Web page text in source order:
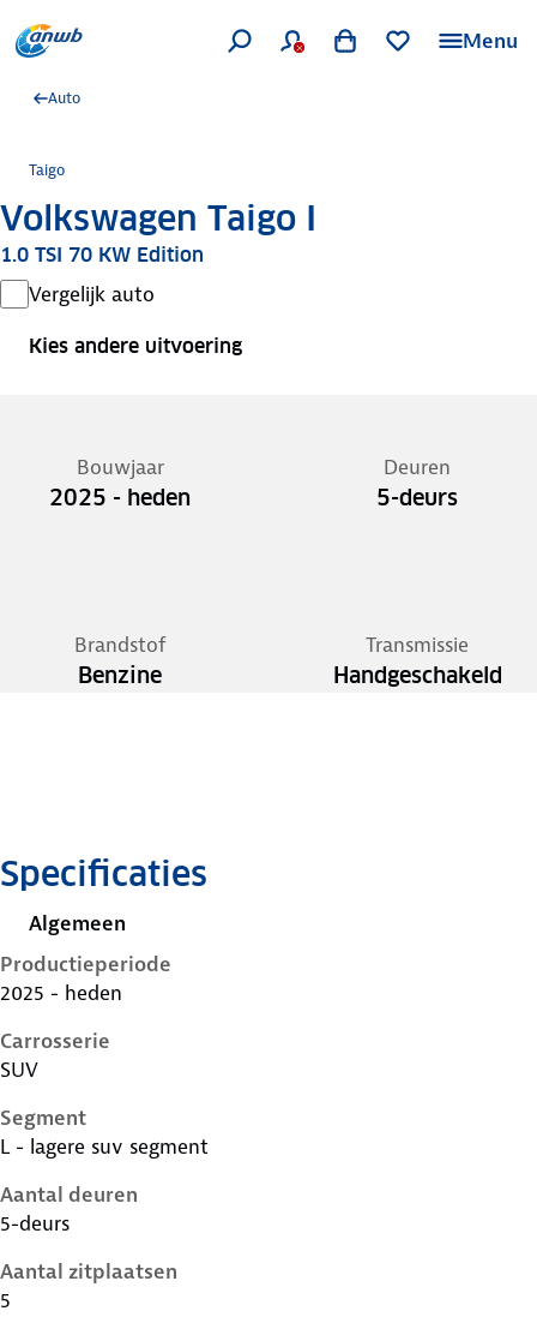
Menu
Auto
Taigo
Volkswagen Taigo I
1.0 TSI 70 KW Edition
Vergelijk auto
Kies andere uitvoering
Bouwjaar
2025 - heden
Deuren
5-deurs
Brandstof
Benzine
Transmissie
Handgeschakeld
Specificaties
Algemeen
Productieperiode
2025 - heden
Carrosserie
SUV
Segment
L - lagere suv segment
Aantal deuren
5-deurs
Aantal zitplaatsen
5